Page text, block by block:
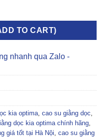
2006-2012 | 555432G000 số
TO CART)
nhanh qua Zalo -
kia optima cao su giằng dọc
dọc kia optima chính hãng
giá tốt tại Hà Nội cao su giằng